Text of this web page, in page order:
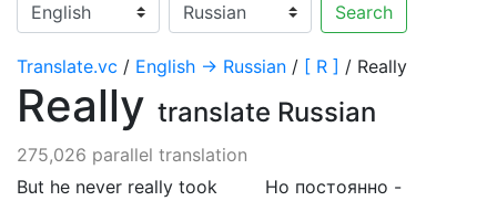
Search
Translate.vc / English → Russian / [ R ] / Really
Really translate Russian
275,026 parallel translation
But he never really took
Но постоянно -